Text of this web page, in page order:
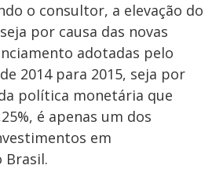
o consultor, a elevação do
por causa das novas
adotadas pelo
2014 para 2015, seja por
política monetária que
é apenas um dos
em